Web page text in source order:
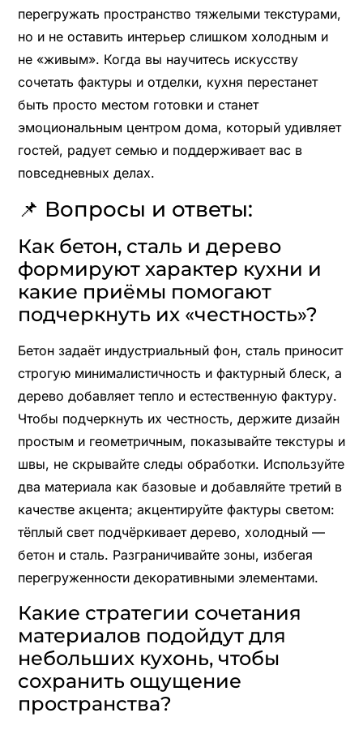
перегружать пространство тяжелыми текстурами,
но и не оставить интерьер слишком холодным и
не «живым». Когда вы научитесь искусству
сочетать фактуры и отделки, кухня перестанет
быть просто местом готовки и станет
эмоциональным центром дома, который удивляет
гостей, радует семью и поддерживает вас в
повседневных делах.
📌 Вопросы и ответы:
Как бетон, сталь и дерево
формируют характер кухни и
какие приёмы помогают
подчеркнуть их «честность»?
Бетон задаёт индустриальный фон, сталь приносит
строгую минималистичность и фактурный блеск, а
дерево добавляет тепло и естественную фактуру.
Чтобы подчеркнуть их честность, держите дизайн
простым и геометричным, показывайте текстуры и
швы, не скрывайте следы обработки. Используйте
два материала как базовые и добавляйте третий в
качестве акцента; акцентируйте фактуры светом:
тёплый свет подчёркивает дерево, холодный —
бетон и сталь. Разграничивайте зоны, избегая
перегруженности декоративными элементами.
Какие стратегии сочетания
материалов подойдут для
небольших кухонь, чтобы
сохранить ощущение
пространства?